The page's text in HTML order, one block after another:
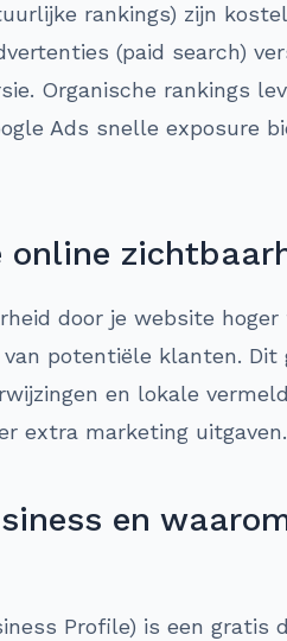
rankings) zijn
(paid search)
Organische rankings
Ads snelle exposure
online
door je website
potentiële klanten. Dit
en lokale
extra marketing uitgaven.
en
Profile) is een gratis